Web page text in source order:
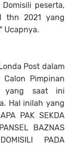
peserta,
thn 2021 yang
Ucapnya.
Post dalam
Pimpinan
yang saat ini
Hal inilah yang
PAK SEKDA
BAZNAS
PADA